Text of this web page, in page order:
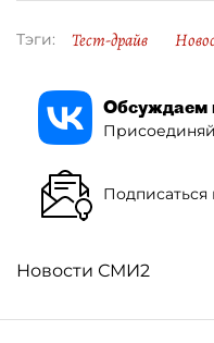
Тэги: Тест-драйв
Обсуждаем
Подписаться
Новости СМИ2